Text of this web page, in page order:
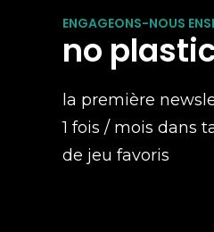
ENGAGEONS-NOUS
no
la première
1 fois / mois dans
de jeu favoris